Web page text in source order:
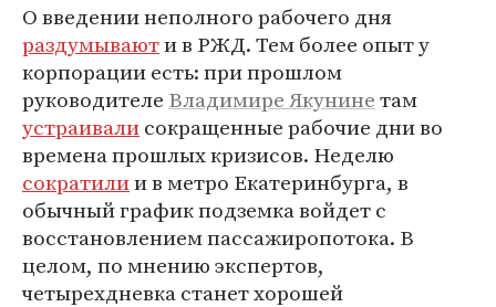
О введении неполного рабочего дня
раздумываюти в РЖД. Тем более опыт у
корпорации есть: при прошлом
руководителе Владимире Якунинетам
устраивалисокращенные рабочие дни во
времена прошлых кризисов. Неделю
сократилии в метро Екатеринбурга, в
обычный график подземка войдет с
восстановлением пассажиропотока. В
целом, по мнению экспертов,
четырехдневка станет хорошей